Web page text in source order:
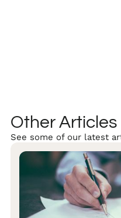
Other Articles
See some of our latest